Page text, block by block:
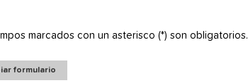
marcados con un asterisco (*) son obligatorios.
formulario